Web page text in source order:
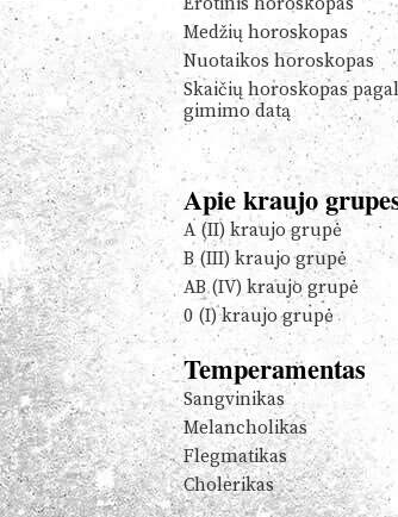
Medžių horoskopas
Nuotaikos horoskopas
Skaičių horoskopas pagal
gimimo datą
Apie kraujo
A (II) kraujo grupė
B (III) kraujo grupė
AB (IV) kraujo grupė
0 (I) kraujo grupė
Temperamentas
Sangvinikas
Melancholikas
Flegmatikas
Cholerikas